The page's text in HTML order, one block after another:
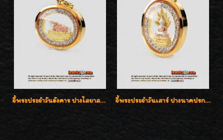
จี้พระประจำวันอังคาร ปางไสยาสน์ ล้อมเพชรสวิส เลี่ยมกรอบทองแท้90%ค่ะ จี้พระประจำวันเสาร์ ปางนาคปรก ล้อมเพชรสวิส เลี่ยมกรอบทองแท้90%ค่ะ